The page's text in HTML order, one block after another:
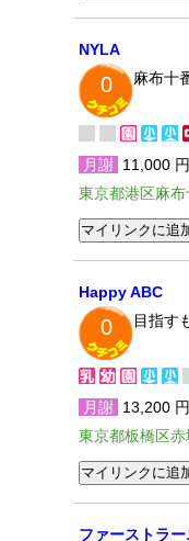
NYLA
0 麻布十
月謝 11,000
東京都港区麻
Happy ABC
0 目指す
月謝 13,200
東京都板橋区
ファーストラ